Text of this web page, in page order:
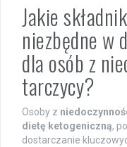
Jakie
niezbędne w
dla osób z
tarczycy?
Osoby z
dietę ketogeniczną,
dostarczanie